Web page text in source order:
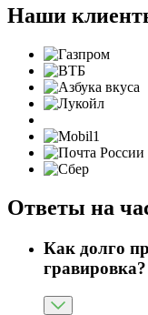
Наши
Ответы на
Как долго
гравировка?